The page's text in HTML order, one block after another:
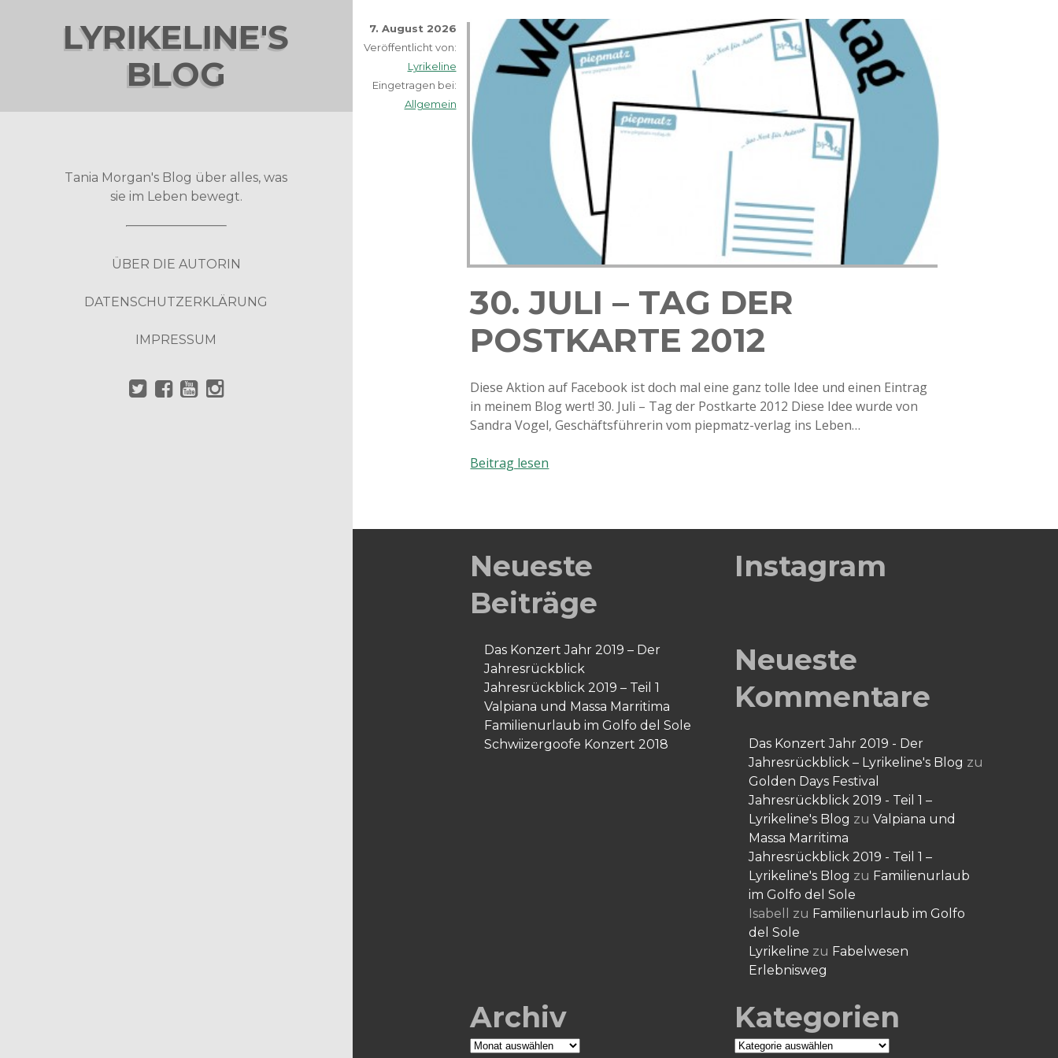
LYRIKELINE'S
BLOG
Tania Morgan's Blog über alles, was
sie im Leben bewegt.
ÜBER DIE AUTORIN
DATENSCHUTZERKLÄRUNG
IMPRESSUM
7. August 2026
Veröffentlicht von:
Lyrikeline
Eingetragen bei:
Allgemein
30. JULI – TAG DER
POSTKARTE 2012
Diese Aktion auf Facebook ist doch mal eine ganz tolle Idee und einen Eintrag
in meinem Blog wert! 30. Juli – Tag der Postkarte 2012 Diese Idee wurde von
Sandra Vogel, Geschäftsführerin vom piepmatz-verlag ins Leben…
Beitrag lesen
Postkarte
2012
Neueste
Beiträge
Das Konzert Jahr 2019 – Der
Jahresrückblick
Jahresrückblick 2019 – Teil 1
Valpiana und Massa Marritima
Familienurlaub im Golfo del Sole
Schwiizergoofe Konzert 2018
Instagram
Neueste
Kommentare
Das Konzert Jahr 2019 - Der
Jahresrückblick – Lyrikeline's Blog zu
Golden Days Festival
Jahresrückblick 2019 - Teil 1 –
Lyrikeline's Blog zuValpiana und
Massa Marritima
Jahresrückblick 2019 - Teil 1 –
Lyrikeline's Blog zu Familienurlaub
im Golfo del Sole
Isabell
zu Familienurlaub im Golfo
del Sole
Lyrikeline zu Fabelwesen
Erlebnisweg
Archiv
Archiv
Kategorien
Kategorien